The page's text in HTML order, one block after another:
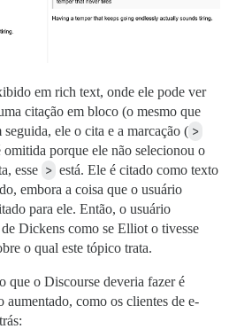
em rich text, onde ele pode ver
citação em bloco (o mesmo que
ele o cita e a marcação ( >
omitida porque ele não selecionou o
esse > está. Ele é citado como texto
embora a coisa que o usuário
para ele. Então, o usuário
Dickens como se Elliot o tivesse
o qual este tópico trata.
que o Discourse deveria fazer é
aumentado, como os clientes de e-